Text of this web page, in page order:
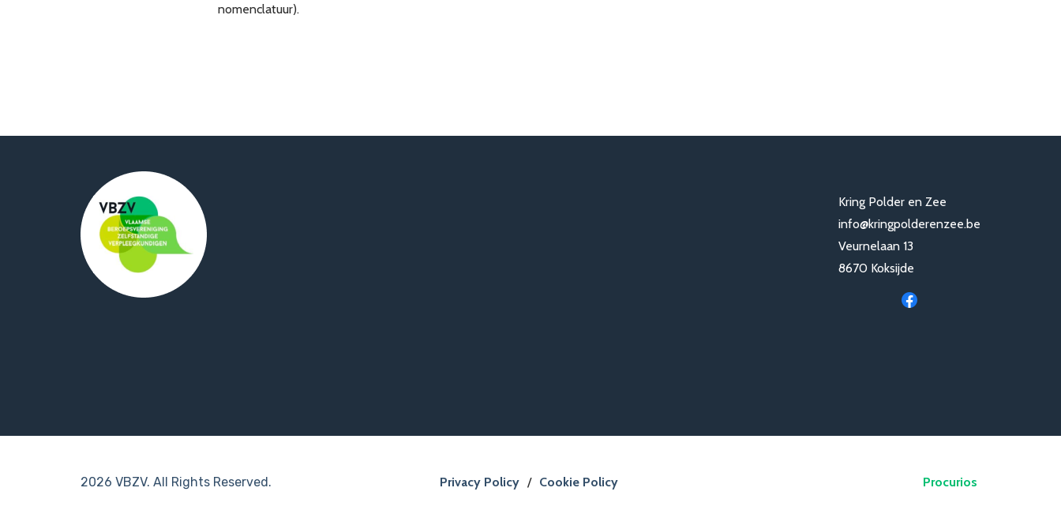
nomenclatuur).
Kring Polder en Zee
info@kringpolderenzee.be
Veurnelaan 13
8670 Koksijde
2026 VBZV. All Rights Reserved. Privacy Policy / Cookie Policy Procurios